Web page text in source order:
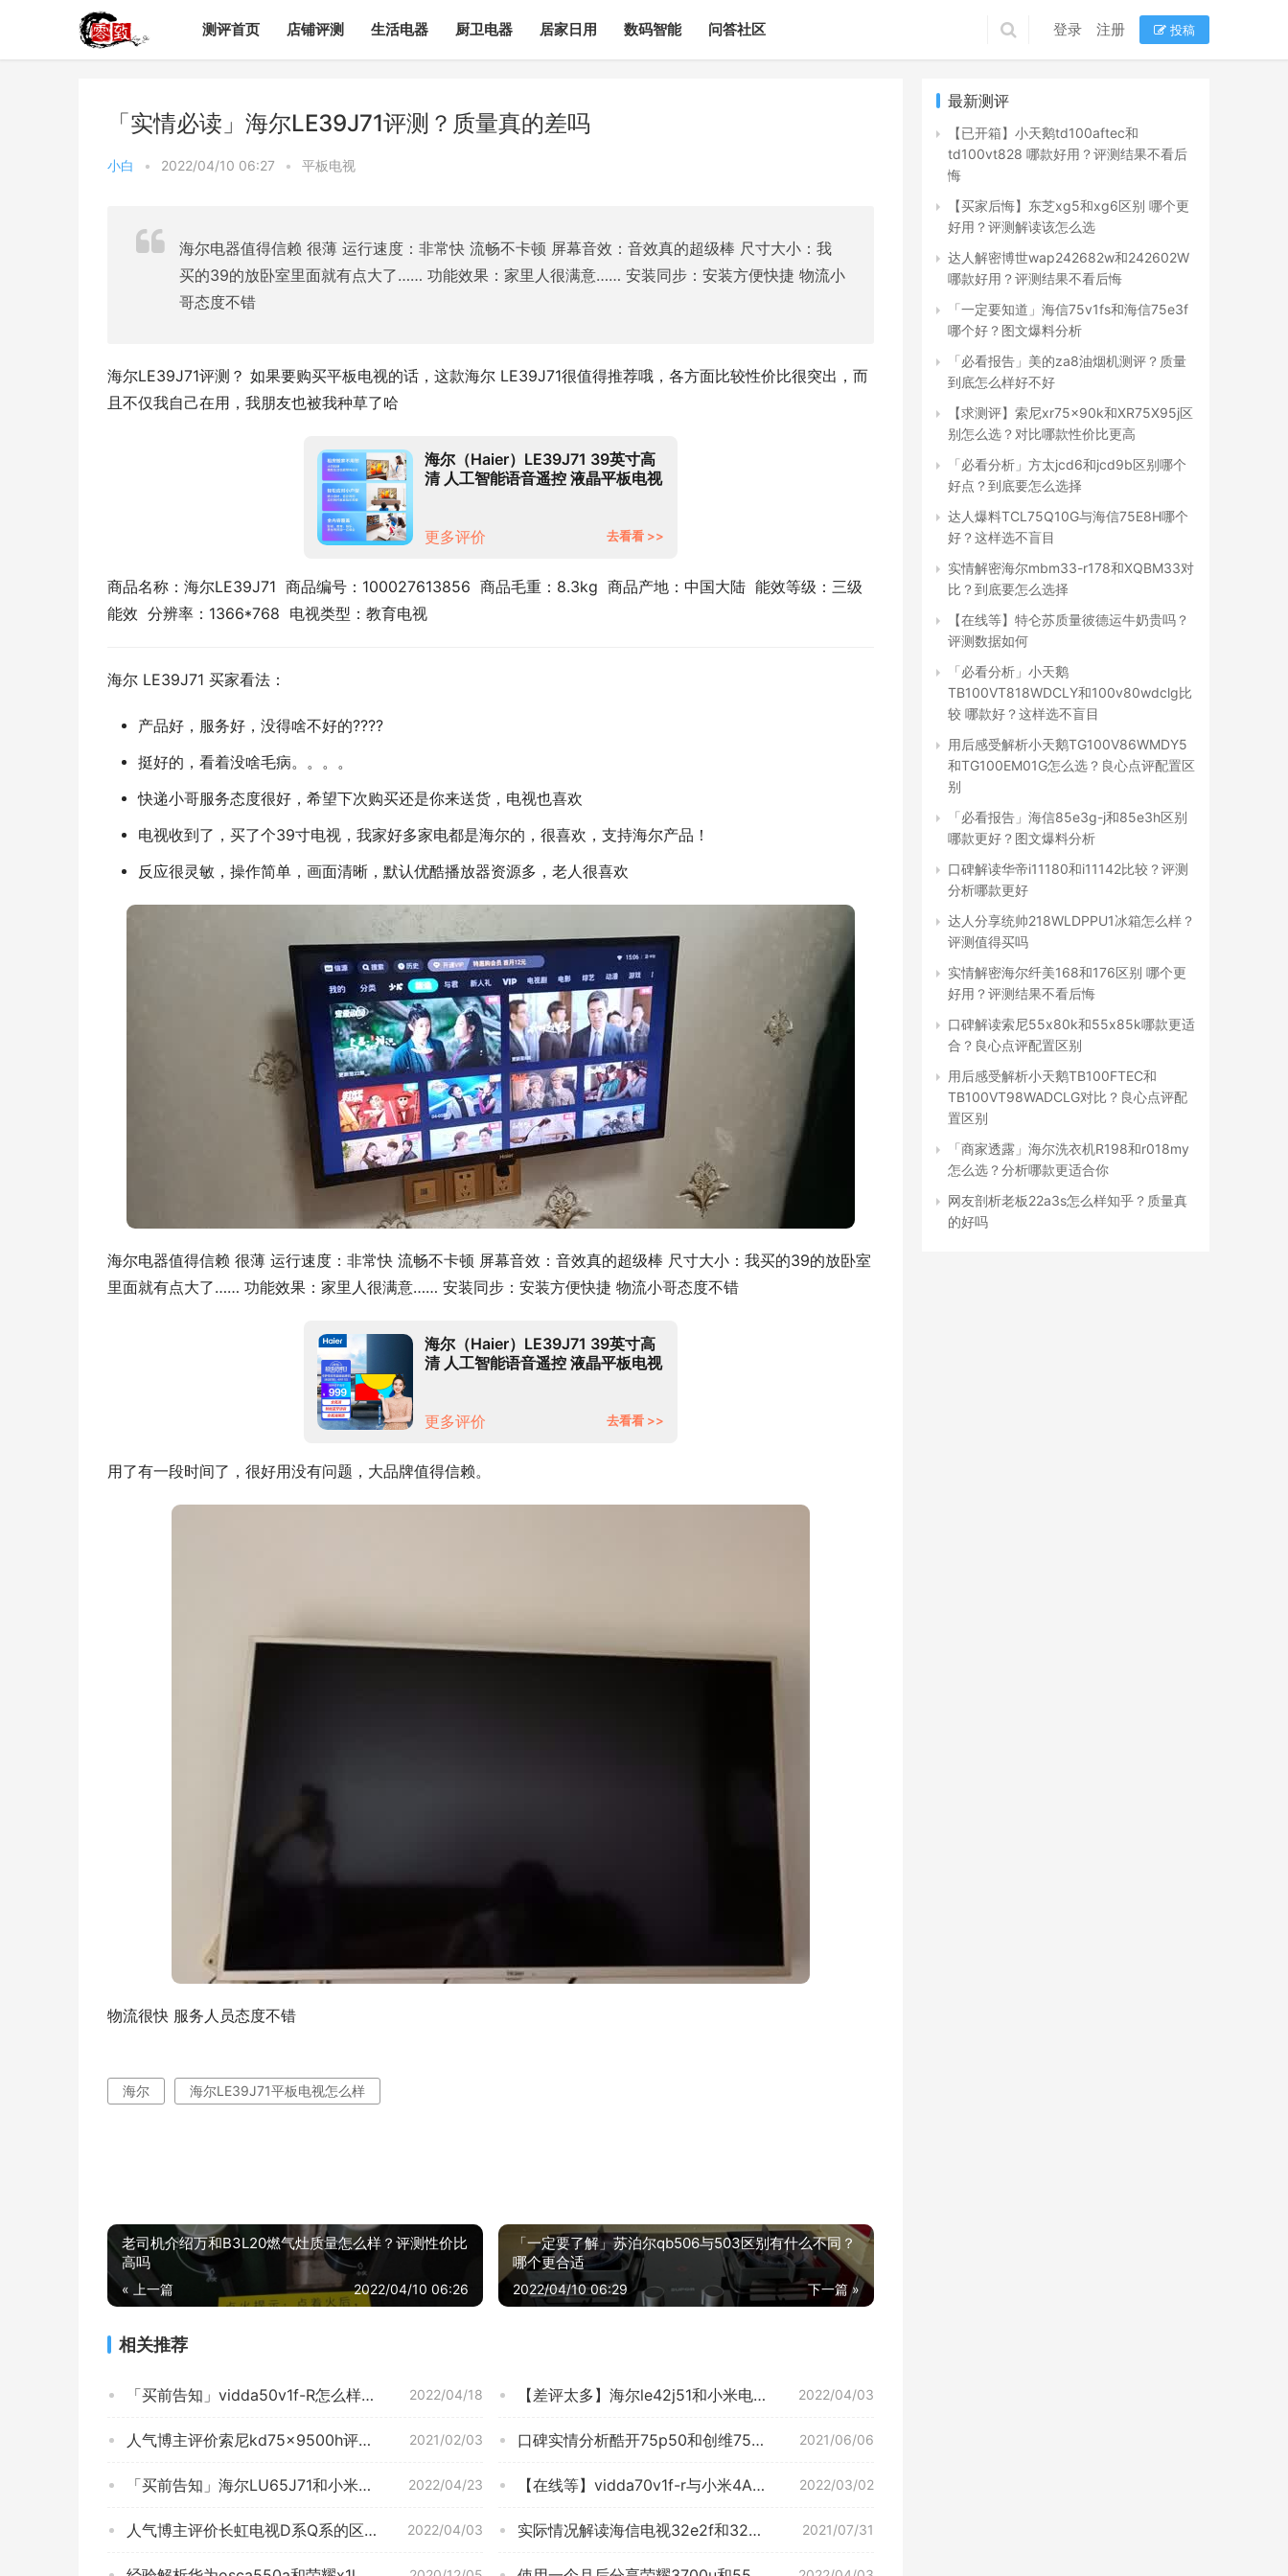
测评首页 店铺评测 生活电器 厨卫电器 居家日用 数码智能 问答社区 登录 注册 投稿
「实情必读」海尔LE39J71评测？质量真的差吗
小白 • 2022/04/10 06:27 • 平板电视
海尔电器值得信赖 很薄 运行速度：非常快 流畅不卡顿 屏幕音效：音效真的超级棒 尺寸大小：我
买的39的放卧室里面就有点大了…… 功能效果：家里人很满意…… 安装同步：安装方便快捷 物流小
哥态度不错
海尔LE39J71评测？ 如果要购买平板电视的话，这款海尔 LE39J71很值得推荐哦，各方面比较性价比很突出，而
且不仅我自己在用，我朋友也被我种草了哈
海尔（Haier）LE39J71 39英寸高
清 人工智能语音遥控 液晶平板电视
更多评价 去看看 >>
商品名称：海尔LE39J71  商品编号：100027613856  商品毛重：8.3kg  商品产地：中国大陆  能效等级：三级
能效  分辨率：1366*768  电视类型：教育电视
海尔 LE39J71 买家看法：
产品好，服务好，没得啥不好的????
挺好的，看着没啥毛病。。。。
快递小哥服务态度很好，希望下次购买还是你来送货，电视也喜欢
电视收到了，买了个39寸电视，我家好多家电都是海尔的，很喜欢，支持海尔产品！
反应很灵敏，操作简单，画面清晰，默认优酷播放器资源多，老人很喜欢
海尔电器值得信赖 很薄 运行速度：非常快 流畅不卡顿 屏幕音效：音效真的超级棒 尺寸大小：我买的39的放卧室
里面就有点大了…… 功能效果：家里人很满意…… 安装同步：安装方便快捷 物流小哥态度不错
海尔（Haier）LE39J71 39英寸高
清 人工智能语音遥控 液晶平板电视
更多评价 去看看 >>
用了有一段时间了，很好用没有问题，大品牌值得信赖。
物流很快 服务人员态度不错
海尔 海尔LE39J71平板电视怎么样
老司机介绍万和B3L20燃气灶质量怎么样？评测性价比
高吗
« 上一篇 2022/04/10 06:26
「一定要了解」苏泊尔qb506与503区别有什么不同？
哪个更合适
下一篇 »
2022/04/10 06:29
相关推荐
2022/04/18
「买前告知」vidda50v1f-R怎么样？评测性价比高吗 2022/04/03
【差评太多】海尔le42j51和小米电视ea43对比？图文爆料分析
2021/02/03
人气博主评价索尼kd75x9500h评测？质量怎么样值不值得买 2021/06/06
口碑实情分析酷开75p50和创维75a7哪个好？评测结果不看后悔
2022/04/23
「买前告知」海尔LU65J71和小米EA65哪个好？到底要怎么选择 2022/03/02
【在线等】vidda70v1f-r与小米4A70哪款好？深度剖析功能区别
2022/04/03
人气博主评价长虹电视D系Q系的区别？图文爆料分析 2021/07/31
实际情况解读海信电视32e2f和32v1f区别哪款更好？评测教你怎么选
最新测评
【已开箱】小天鹅td100aftec和
td100vt828 哪款好用？评测结果不看后
悔
【买家后悔】东芝xg5和xg6区别 哪个更
好用？评测解读该怎么选
达人解密博世wap242682w和242602W
哪款好用？评测结果不看后悔
「一定要知道」海信75v1fs和海信75e3f
哪个好？图文爆料分析
「必看报告」美的za8油烟机测评？质量
到底怎么样好不好
【求测评】索尼xr75x90k和XR75X95j区
别怎么选？对比哪款性价比更高
「必看分析」方太jcd6和jcd9b区别哪个
好点？到底要怎么选择
达人爆料TCL75Q10G与海信75E8H哪个
好？这样选不盲目
实情解密海尔mbm33-r178和XQBM33对
比？到底要怎么选择
【在线等】特仑苏质量彼德运牛奶贵吗？
评测数据如何
「必看分析」小天鹅
TB100VT818WDCLY和100v80wdclg比
较 哪款好？这样选不盲目
用后感受解析小天鹅TG100V86WMDY5
和TG100EM01G怎么选？良心点评配置区
别
「必看报告」海信85e3g-j和85e3h区别
哪款更好？图文爆料分析
口碑解读华帝i11180和i11142比较？评测
分析哪款更好
达人分享统帅218WLDPPU1冰箱怎么样？
评测值得买吗
实情解密海尔纤美168和176区别 哪个更
好用？评测结果不看后悔
口碑解读索尼55x80k和55x85k哪款更适
合？良心点评配置区别
用后感受解析小天鹅TB100FTEC和
TB100VT98WADCLG对比？良心点评配
置区别
「商家透露」海尔洗衣机R198和r018my
怎么选？分析哪款更适合你
网友剖析老板22a3s怎么样知乎？质量真
的好吗